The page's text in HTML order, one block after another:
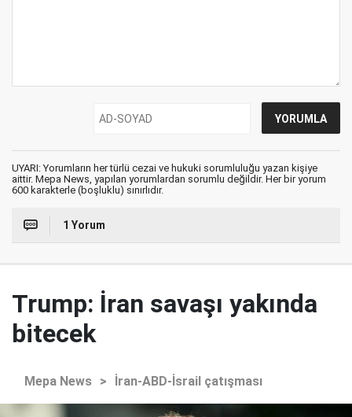
UYARI: Yorumların her türlü cezai ve hukuki sorumluluğu yazan kişiye
aittir. Mepa News, yapılan yorumlardan sorumlu değildir. Her bir yorum
600 karakterle (boşluklu) sınırlıdır.
1 Yorum
Trump: İran savaşı yakında
bitecek
Mepa News > İran-ABD-İsrail çatışması